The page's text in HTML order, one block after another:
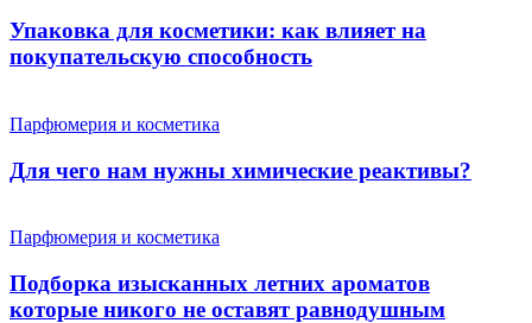
Упаковка для косметики: как влияет на
покупательскую способность
Парфюмерия и косметика
Для чего нам нужны химические реактивы?
Парфюмерия и косметика
Подборка изысканных летних ароматов
которые никого не оставят равнодушным